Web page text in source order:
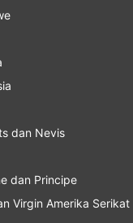
dan Nevis
dan Principe
Virgin Amerika Serikat